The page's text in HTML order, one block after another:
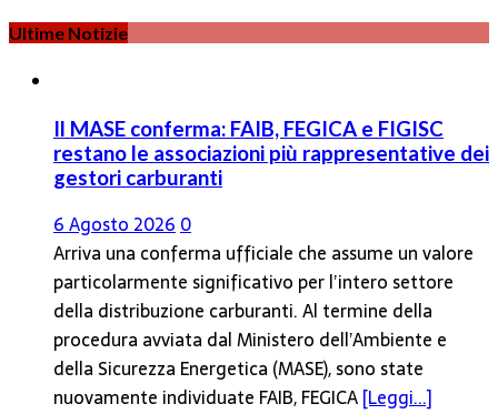
Ultime Notizie
Il MASE conferma: FAIB, FEGICA e FIGISC
restano le associazioni più rappresentative dei
gestori carburanti
6 Agosto 20260
Arriva una conferma ufficiale che assume un valore
particolarmente significativo per l’intero settore
della distribuzione carburanti. Al termine della
procedura avviata dal Ministero dell’Ambiente e
della Sicurezza Energetica (MASE), sono state
nuovamente individuate FAIB, FEGICA[Leggi...]